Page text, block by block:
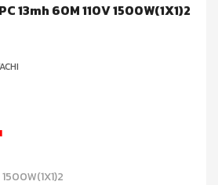
13mh 60M 110V 1500W(1X1)2